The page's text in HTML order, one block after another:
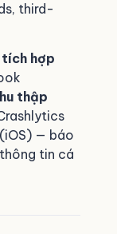
third-
tích hợp
thập
— báo
tin cá